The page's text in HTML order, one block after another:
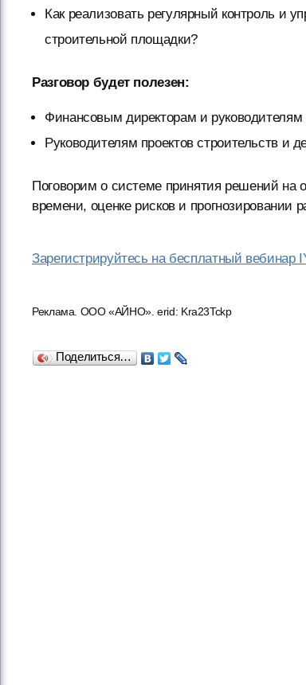
Как реализовать регулярный контроль и
строительной площадки?
Разговор будет полезен:
Финансовым директорам и руководителям
Руководителям проектов строительств и
Поговорим о системе принятия решений на
времени, оценке рисков и прогнозировании
Зарегистрируйтесь на бесплатный вебинар
Реклама. ООО «АЙНО». erid: Kra23Tckp
Поделиться…